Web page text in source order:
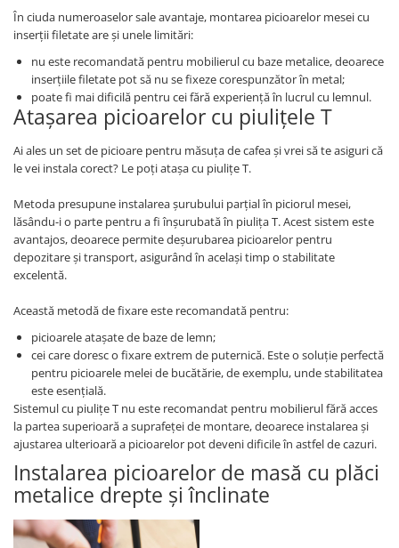
În ciuda numeroaselor sale avantaje, montarea picioarelor mesei cu
inserții filetate are și unele limitări:
nu este recomandată pentru mobilierul cu baze metalice, deoarece
inserțiile filetate pot să nu se fixeze corespunzător în metal;
poate fi mai dificilă pentru cei fără experiență în lucrul cu lemnul.
Atașarea picioarelor cu piulițele T
Ai ales un set de picioare pentru măsuța de cafea și vrei să te asiguri că
le vei instala corect? Le poți atașa cu piulițe T.
Metoda presupune instalarea șurubului parțial în piciorul mesei,
lăsându-i o parte pentru a fi înșurubată în piulița T. Acest sistem este
avantajos, deoarece permite deșurubarea picioarelor pentru
depozitare și transport, asigurând în același timp o stabilitate
excelentă.
Această metodă de fixare este recomandată pentru:
picioarele atașate de baze de lemn;
cei care doresc o fixare extrem de puternică. Este o soluție perfectă
pentru picioarele melei de bucătărie, de exemplu, unde stabilitatea
este esențială.
Sistemul cu piulițe T nu este recomandat pentru mobilierul fără acces
la partea superioară a suprafeței de montare, deoarece instalarea și
ajustarea ulterioară a picioarelor pot deveni dificile în astfel de cazuri.
Instalarea picioarelor de masă cu plăci
metalice drepte și înclinate